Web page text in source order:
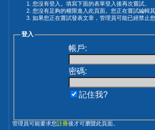
您沒有登入。填寫下面的表單登入後再次嘗試。
您沒有足夠的權限進入此頁面。您正在嘗試編輯
如果您正在嘗試發表文章，管理員可能已經禁止
登入
帳戶:
密碼:
記住我?
管理員可能要求您註冊後才可瀏覽此頁面。